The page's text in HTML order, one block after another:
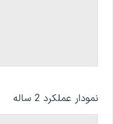
نمودار عملکرد 2 ساله